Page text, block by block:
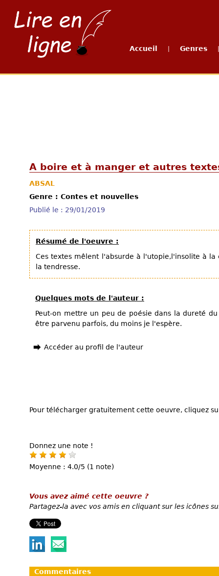
Accueil Genres
A boire et à manger et autres
ABSAL
Genre : Contes et nouvelles
Publié le : 29/01/2019
Résumé de l'oeuvre :
Ces textes mêlent l'absurde à l'utopie,l'insolite à
la tendresse.
Quelques mots de l'auteur :
Peut-on mettre un peu de poésie dans la dureté
être parvenu parfois, du moins je l'espère.
Accéder au profil de l'auteur
Pour télécharger gratuitement cette oeuvre, cliquez
Donnez une note !
Moyenne : 4.0/5 (1 note)
Vous avez aimé cette oeuvre ?
Partagez-la avec vos amis en cliquant sur les icônes
Commentaires